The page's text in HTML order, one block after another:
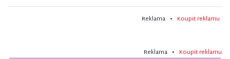
Reklama • Koupit reklamu
Reklama • Koupit reklamu